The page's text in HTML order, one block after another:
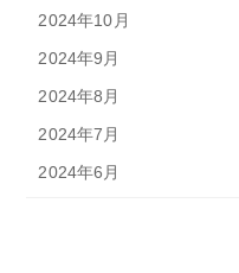
2024年10月
2024年9月
2024年8月
2024年7月
2024年6月